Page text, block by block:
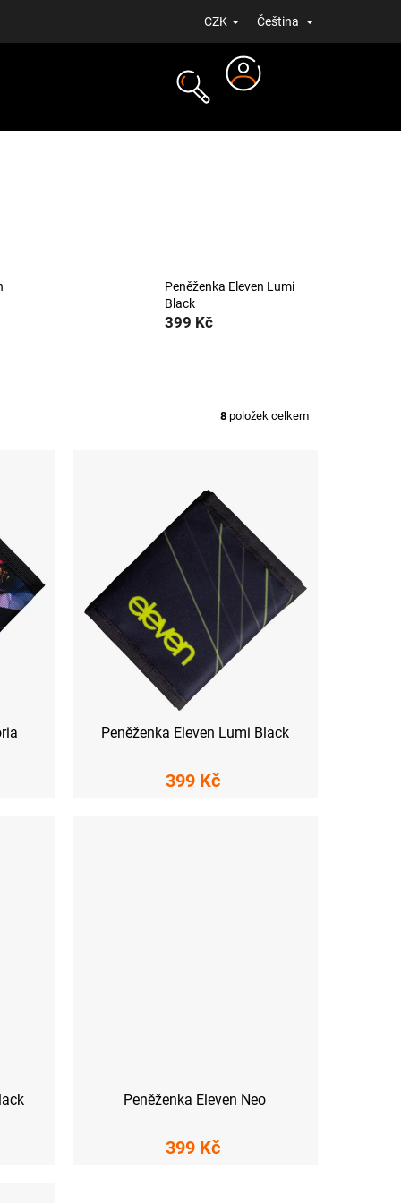
CZK Čeština
Peněženka Eleven Lumi
Black
399 Kč
8 položek celkem
Peněženka Eleven Lumi Black
399 Kč
Peněženka Eleven Neo
399 Kč